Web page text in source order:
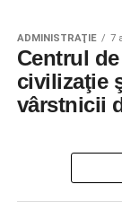
ADMINISTRAŢIE 7
Centrul
civilizaţie
vârstnicii